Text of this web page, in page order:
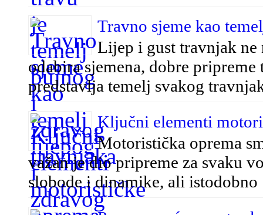
Travno sjeme kao
Lijep i gust travnjak ne
odabira sjemena, dobre
predstavlja temelj svakog
Ključni elementi
Motoristička oprema
važan je dio pripreme za svaku
slobode i dinamike, ali